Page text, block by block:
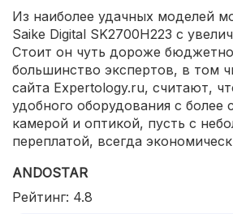
Из наиболее удачных моделей
Saike Digital SK2700H223 с
Стоит он чуть дороже
большинство экспертов, в том
сайта Expertology.ru, считают,
удобного оборудования с более
камерой и оптикой, пусть с
переплатой, всегда
ANDOSTAR
Рейтинг: 4.8